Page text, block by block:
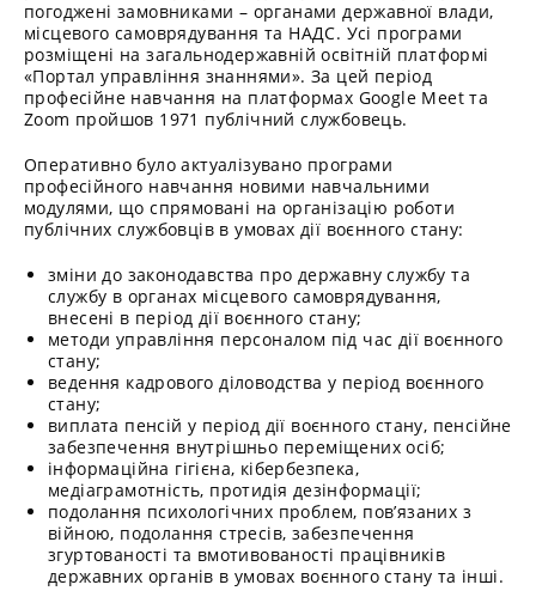
погоджені замовниками – органами державної влади,
місцевого самоврядування та НАДС. Усі програми
розміщені на загальнодержавній освітній платформі
«Портал управління знаннями». За цей період
професійне навчання на платформах Google Meet та
Zооm пройшов 1971 публічний службовець.
Оперативно було актуалізувано програми
професійного навчання новими навчальними
модулями, що спрямовані на організацію роботи
публічних службовців в умовах дії воєнного стану:
зміни до законодавства про державну службу та
службу в органах місцевого самоврядування,
внесені в період дії воєнного стану;
методи управління персоналом під час дії воєнного
стану;
ведення кадрового діловодства у період воєнного
стану;
виплата пенсій у період дії воєнного стану, пенсійне
забезпечення внутрішньо переміщених осіб;
інформаційна гігієна, кібербезпека,
медіаграмотність, протидія дезінформації;
подолання психологічних проблем, пов’язаних з
війною, подолання стресів, забезпечення
згуртованості та вмотивованості працівників
державних органів в умовах воєнного стану та інші.